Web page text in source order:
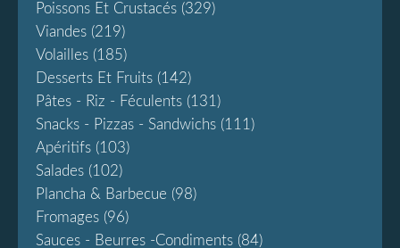
Poissons Et Crustacés (329)
Viandes (219)
Volailles (185)
Desserts Et Fruits (142)
Pâtes - Riz - Féculents (131)
Snacks - Pizzas - Sandwichs (111)
Apéritifs (103)
Salades (102)
Plancha & Barbecue (98)
Fromages (96)
Sauces - Beurres -condiments (84)